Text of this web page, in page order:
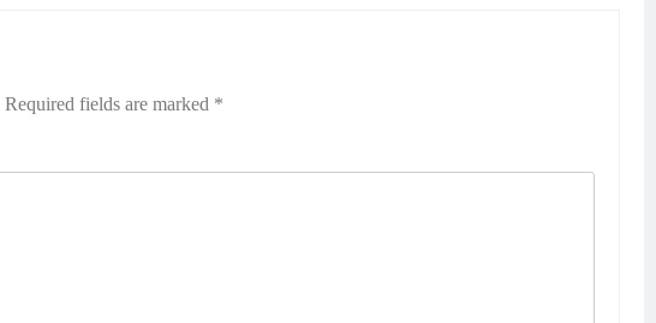
Required fields are marked *